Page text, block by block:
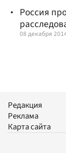
Россия
08 декабря
Редакция
Реклама
Карта сайта